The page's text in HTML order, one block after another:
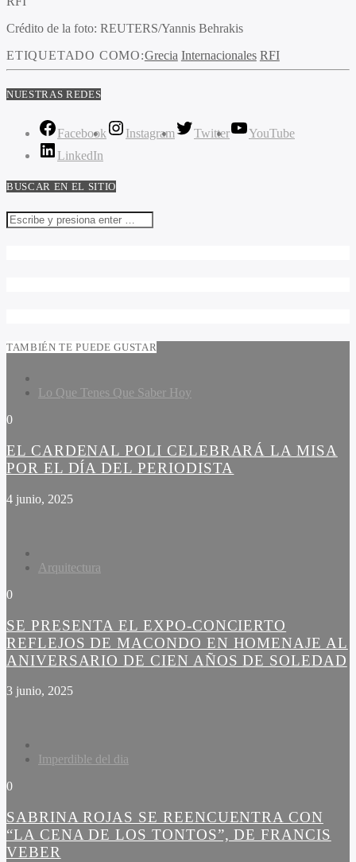
Crédito de la foto: REUTERS/Yannis Behrakis
ETIQUETADO COMO:Grecia Internacionales RFI
NUESTRAS REDES
Facebook Instagram Twitter
YouTube
LinkedIn
BUSCAR EN EL SITIO
TAMBIÉN TE PUEDE GUSTAR
Lo Que Tenes Que Saber Hoy
0
EL CARDENAL POLI CELEBRARÁ LA MISA
POR EL DÍA DEL PERIODISTA
4 junio, 2025
Arquitectura
0
SE PRESENTA EL EXPO-CONCIERTO
REFLEJOS DE MACONDO EN HOMENAJE AL
ANIVERSARIO DE CIEN AÑOS DE SOLEDAD
3 junio, 2025
Imperdible del dia
0
SABRINA ROJAS SE REENCUENTRA CON
“LA CENA DE LOS TONTOS”, DE FRANCIS
VEBER